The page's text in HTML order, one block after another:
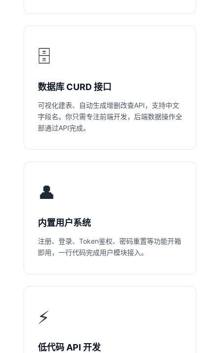
🗄️
数据库 CURD 接口
可视化建表、自动生成增删改查API，支持中文
字段名。你只需专注前端开发，后端数据操作全
部通过API完成。
👤
内置用户系统
注册、登录、Token鉴权、密码重置等功能开箱
即用，一行代码完成用户模块接入。
⚡
低代码 API 开发